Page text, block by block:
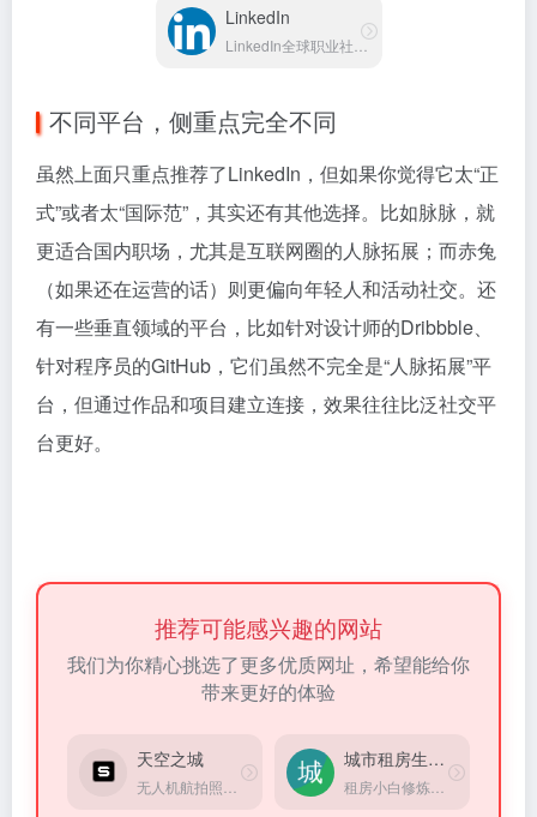
LinkedIn
LinkedIn全球职业社交平台
不同平台，侧重点完全不同
虽然上面只重点推荐了LinkedIn，但如果你觉得它太“正
式”或者太“国际范”，其实还有其他选择。比如脉脉，就
更适合国内职场，尤其是互联网圈的人脉拓展；而赤兔
（如果还在运营的话）则更偏向年轻人和活动社交。还
有一些垂直领域的平台，比如针对设计师的Dribbble、
针对程序员的GitHub，它们虽然不完全是“人脉拓展”平
台，但通过作品和项目建立连接，效果往往比泛社交平
台更好。
推荐可能感兴趣的网站
我们为你精心挑选了更多优质网址，希望能给你
带来更好的体验
天空之城 城市租房生存指南